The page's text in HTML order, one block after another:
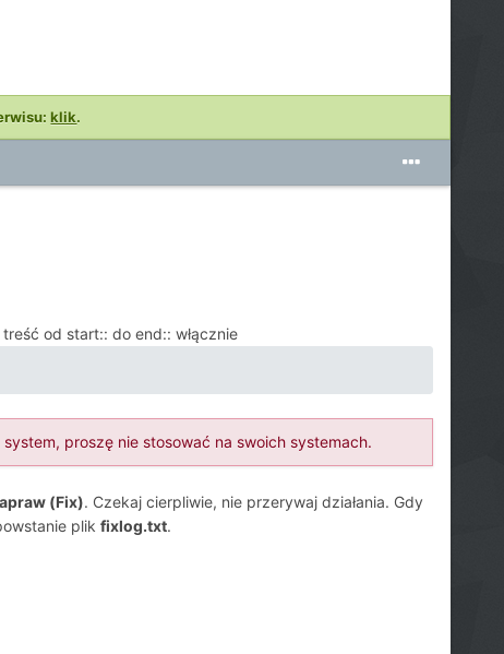
klik.
od start:: do end:: włącznie
proszę nie stosować na swoich systemach.
(Fix). Czekaj cierpliwie, nie przerywaj działania. Gdy
plik fixlog.txt.